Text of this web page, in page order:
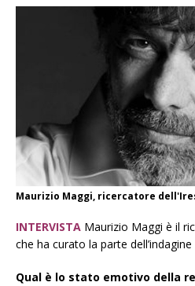
Maurizio Maggi, ricercatore
INTERVISTA Maurizio Maggi è il
che ha curato la parte
Qual è lo stato emotivo della